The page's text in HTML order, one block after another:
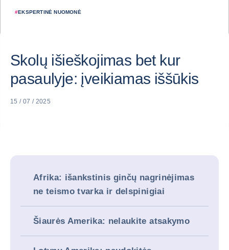
#EKSPERTINĖ NUOMONĖ
Skolų išieškojimas bet kur
pasaulyje: įveikiamas iššūkis
15 / 07 / 2025
Afrika: išankstinis ginčų nagrinėjimas
ne teismo tvarka ir delspinigiai
Šiaurės Amerika: nelaukite atsakymo